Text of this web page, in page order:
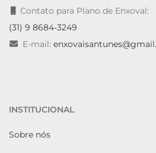
Contato para Plano de Enxoval:
(31) 9 8684-3249
E-mail:
INSTITUCIONAL
Sobre nós